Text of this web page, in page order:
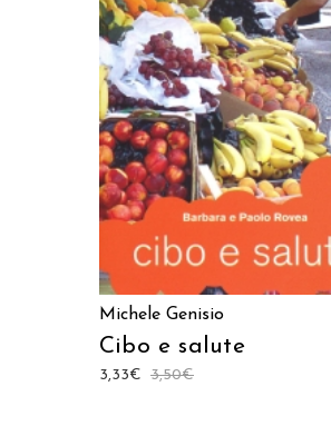
AGGIUNGI AL CARRELLO
Michele Genisio
Cibo e salute
3,50€
3,33€